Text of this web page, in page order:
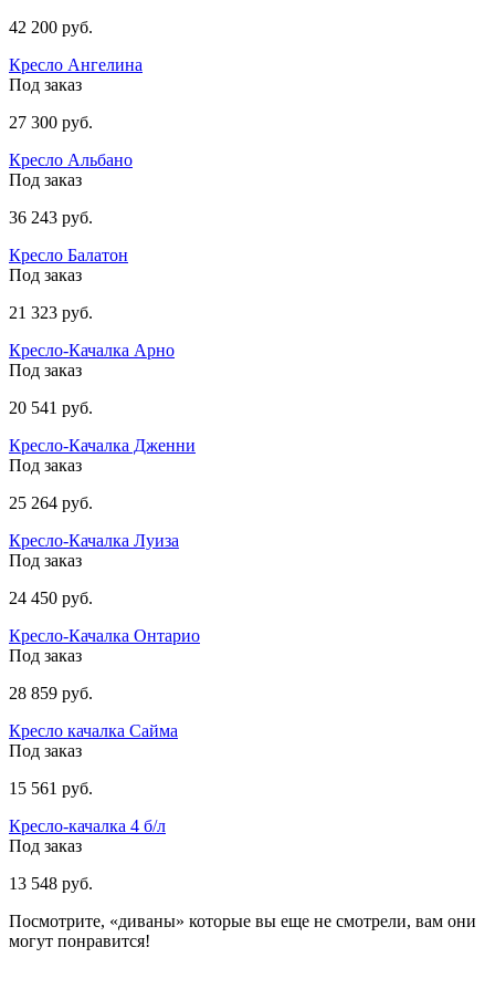
42 200 руб.
Кресло Ангелина
Под заказ
27 300 руб.
Кресло Альбано
Под заказ
36 243 руб.
Кресло Балатон
Под заказ
21 323 руб.
Кресло-Качалка Арно
Под заказ
20 541 руб.
Кресло-Качалка Дженни
Под заказ
25 264 руб.
Кресло-Качалка Луиза
Под заказ
24 450 руб.
Кресло-Качалка Онтарио
Под заказ
28 859 руб.
Кресло качалка Сайма
Под заказ
15 561 руб.
Кресло-качалка 4 б/л
Под заказ
13 548 руб.
Посмотрите, «диваны» которые вы еще не смотрели, вам они
могут понравится!